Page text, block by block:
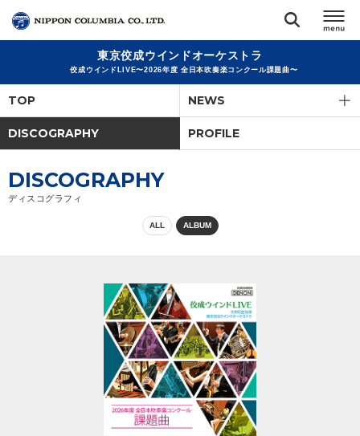
ジャンル
東京佼成ウインドオーケストラ
佼成ウインドLIVE〜2026年度 全日本吹奏楽コンクール課題曲〜
TOP NEWS
DISCOGRAPHY PROFILE
DISCOGRAPHY
ディスコグラフィ
ALL ALBUM